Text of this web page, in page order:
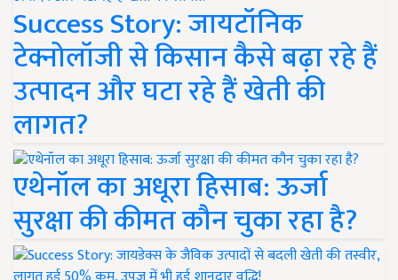
Success Story: जायटॉनिक
टेक्नोलॉजी से किसान कैसे बढ़ा रहे हैं
उत्पादन और घटा रहे हैं खेती की
लागत?
एथेनॉल का अधूरा हिसाब: ऊर्जा
सुरक्षा की कीमत कौन चुका रहा है?